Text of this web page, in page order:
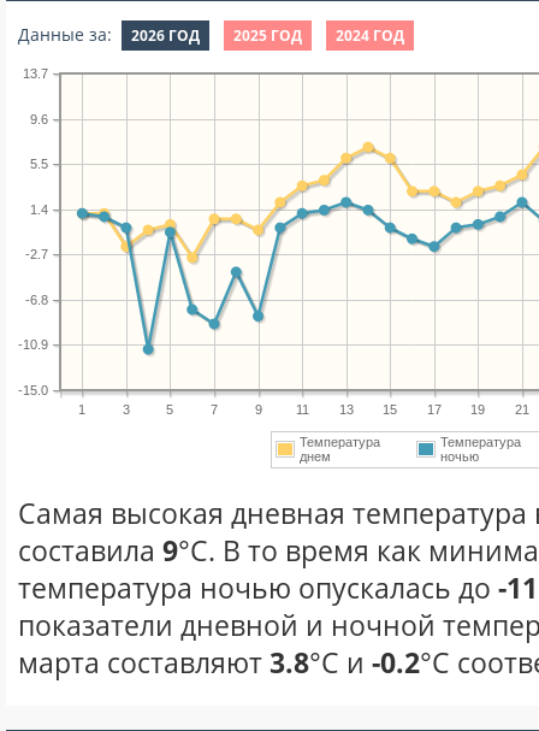
Данные за: 2026 ГОД 2025 ГОД 2024 ГОД
1 3 5 7 9 11 13 15 17 19 21
-15.0
-10.9
-6.8
-2.7
1.4
5.5
9.6
13.7
Температура
днем
Температура
ночью
Самая высокая дневная температура
составила 9°С. В то время как
температура ночью опускалась до -11
показатели дневной и ночной
марта составляют3.8°С и -0.2°С